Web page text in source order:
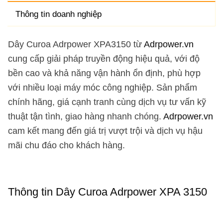
Thông tin doanh nghiệp
Dây Curoa Adrpower XPA3150 từAdrpower.vn
cung cấp giải pháp truyền động hiệu quả, với độ
bền cao và khả năng vận hành ổn định, phù hợp
với nhiều loại máy móc công nghiệp. Sản phẩm
chính hãng, giá cạnh tranh cùng dịch vụ tư vấn kỹ
thuật tận tình, giao hàng nhanh chóng. Adrpower.vn
cam kết mang đến giá trị vượt trội và dịch vụ hậu
mãi chu đáo cho khách hàng.
Thông tin Dây Curoa Adrpower XPA 3150